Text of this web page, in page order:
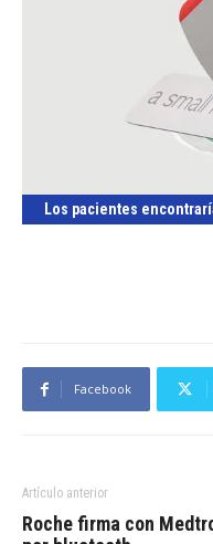
Los pacientes
Facebook
Artículo anterior
Roche firma con